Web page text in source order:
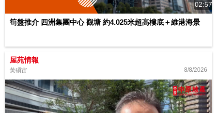
02:57
筍盤推介 四洲集團中心 觀塘 約4.025米超高樓底＋維港海景
屋苑情報
黃碩宙 8/8/2026